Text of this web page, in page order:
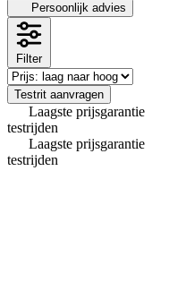
Persoonlijk advies
Filter
Testrit aanvragen
Laagste prijsgarantie
testrijden
Laagste prijsgarantie
testrijden